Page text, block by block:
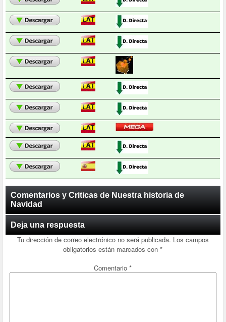
Comentarios y Criticas de Nuestra historia de
Navidad
Deja una respuesta
Tu dirección de correo electrónico no será publicada. Los campos
obligatorios están marcados con*
Comentario*